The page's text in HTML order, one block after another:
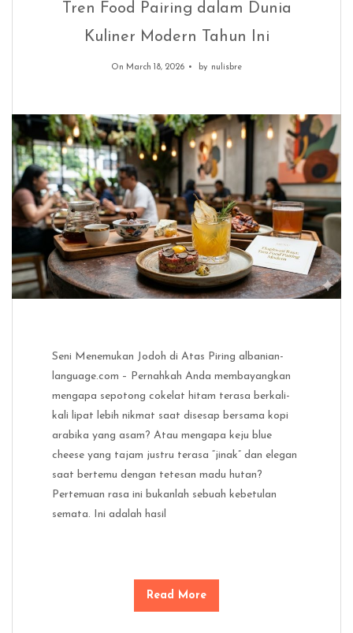
Tren Food Pairing dalam Dunia
Kuliner Modern Tahun Ini
On March 18, 2026 by nulisbre
Seni Menemukan Jodoh di Atas Piring albanian-
language.com – Pernahkah Anda membayangkan
mengapa sepotong cokelat hitam terasa berkali-
kali lipat lebih nikmat saat disesap bersama kopi
arabika yang asam? Atau mengapa keju blue
cheese yang tajam justru terasa “jinak” dan elegan
saat bertemu dengan tetesan madu hutan?
Pertemuan rasa ini bukanlah sebuah kebetulan
semata. Ini adalah hasil
Read More